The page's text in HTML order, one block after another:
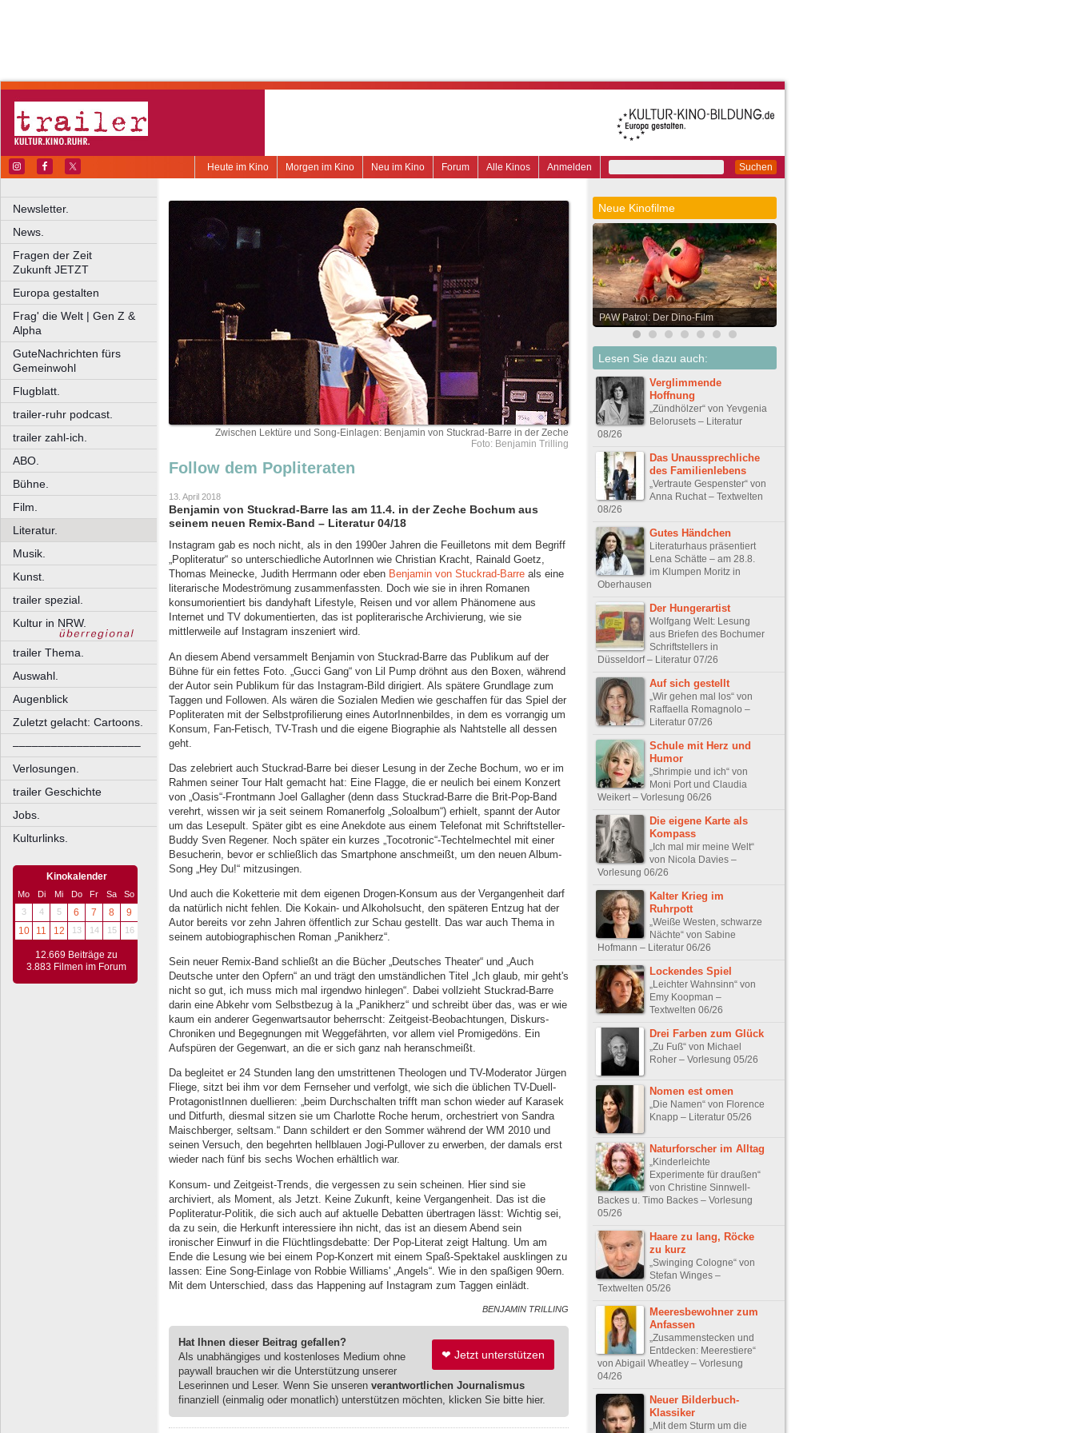
Suchen
Anmelden
Alle Kinos
Forum
Neu im Kino
Morgen im Kino
Heute im Kino
Newsletter.
News.
Fragen der Zeit
Zukunft JETZT
Europa gestalten
Frag' die Welt | Gen Z &
Alpha
GuteNachrichten fürs
Gemeinwohl
Flugblatt.
trailer-ruhr podcast.
trailer zahl-ich.
ABO.
Bühne.
Film.
Literatur.
Musik.
Kunst.
trailer spezial.
Kultur in NRW.
trailer Thema.
Auswahl.
Augenblick
Zuletzt gelacht: Cartoons.
––––––––––––––––––––
Verlosungen.
trailer Geschichte
Jobs.
Kulturlinks.
Kinokalender
Mo Di Mi Do Fr Sa
So
3
4 5 6 7 8
9
10
11 12 13 14 15 16
12.669 Beiträge zu
3.883 Filmen im Forum
Zwischen Lektüre und Song-Einlagen: Benjamin von Stuckrad-Barre in der Zeche
Foto: Benjamin Trilling
Follow dem Popliteraten
13. April 2018
Benjamin von Stuckrad-Barre las am 11.4. in der Zeche Bochum aus
seinem neuen Remix-Band – Literatur 04/18
Instagram gab es noch nicht, als in den 1990er Jahren die Feuilletons mit dem Begriff
„Popliteratur“ so unterschiedliche AutorInnen wie Christian Kracht, Rainald Goetz,
Thomas Meinecke, Judith Herrmann oder eben Benjamin von Stuckrad-Barre als eine
literarische Modeströmung zusammenfassten. Doch wie sie in ihren Romanen
konsumorientiert bis dandyhaft Lifestyle, Reisen und vor allem Phänomene aus
Internet und TV dokumentierten, das ist popliterarische Archivierung, wie sie
mittlerweile auf Instagram inszeniert wird.
An diesem Abend versammelt Benjamin von Stuckrad-Barre das Publikum auf der
Bühne für ein fettes Foto. „Gucci Gang“ von Lil Pump dröhnt aus den Boxen, während
der Autor sein Publikum für das Instagram-Bild dirigiert. Als spätere Grundlage zum
Taggen und Followen. Als wären die Sozialen Medien wie geschaffen für das Spiel der
Popliteraten mit der Selbstprofilierung eines AutorInnenbildes, in dem es vorrangig um
Konsum, Fan-Fetisch, TV-Trash und die eigene Biographie als Nahtstelle all dessen
geht.
Das zelebriert auch Stuckrad-Barre bei dieser Lesung in der Zeche Bochum, wo er im
Rahmen seiner Tour Halt gemacht hat: Eine Flagge, die er neulich bei einem Konzert
von „Oasis“-Frontmann Joel Gallagher (denn dass Stuckrad-Barre die Brit-Pop-Band
verehrt, wissen wir ja seit seinem Romanerfolg „Soloalbum“) erhielt, spannt der Autor
um das Lesepult. Später gibt es eine Anekdote aus einem Telefonat mit Schriftsteller-
Buddy Sven Regener. Noch später ein kurzes „Tocotronic“-Techtelmechtel mit einer
Besucherin, bevor er schließlich das Smartphone anschmeißt, um den neuen Album-
Song „Hey Du!“ mitzusingen.
Und auch die Koketterie mit dem eigenen Drogen-Konsum aus der Vergangenheit darf
da natürlich nicht fehlen. Die Kokain- und Alkoholsucht, den späteren Entzug hat der
Autor bereits vor zehn Jahren öffentlich zur Schau gestellt. Das war auch Thema in
seinem autobiographischen Roman „Panikherz“.
Sein neuer Remix-Band schließt an die Bücher „Deutsches Theater“ und „Auch
Deutsche unter den Opfern“ an und trägt den umständlichen Titel „Ich glaub, mir geht's
nicht so gut, ich muss mich mal irgendwo hinlegen“. Dabei vollzieht Stuckrad-Barre
darin eine Abkehr vom Selbstbezug à la „Panikherz“ und schreibt über das, was er wie
kaum ein anderer Gegenwartsautor beherrscht: Zeitgeist-Beobachtungen, Diskurs-
Chroniken und Begegnungen mit Weggefährten, vor allem viel Promigedöns. Ein
Aufspüren der Gegenwart, an die er sich ganz nah heranschmeißt.
Da begleitet er 24 Stunden lang den umstrittenen Theologen und TV-Moderator Jürgen
Fliege, sitzt bei ihm vor dem Fernseher und verfolgt, wie sich die üblichen TV-Duell-
ProtagonistInnen duellieren: „beim Durchschalten trifft man schon wieder auf Karasek
und Ditfurth, diesmal sitzen sie um Charlotte Roche herum, orchestriert von Sandra
Maischberger, seltsam.“ Dann schildert er den Sommer während der WM 2010 und
seinen Versuch, den begehrten hellblauen Jogi-Pullover zu erwerben, der damals erst
wieder nach fünf bis sechs Wochen erhältlich war.
Konsum- und Zeitgeist-Trends, die vergessen zu sein scheinen. Hier sind sie
archiviert, als Moment, als Jetzt. Keine Zukunft, keine Vergangenheit. Das ist die
Popliteratur-Politik, die sich auch auf aktuelle Debatten übertragen lässt: Wichtig sei,
da zu sein, die Herkunft interessiere ihn nicht, das ist an diesem Abend sein
ironischer Einwurf in die Flüchtlingsdebatte: Der Pop-Literat zeigt Haltung. Um am
Ende die Lesung wie bei einem Pop-Konzert mit einem Spaß-Spektakel ausklingen zu
lassen: Eine Song-Einlage von Robbie Williams' „Angels“. Wie in den spaßigen 90ern.
Mit dem Unterschied, dass das Happening auf Instagram zum Taggen einlädt.
BENJAMIN TRILLING
❤ Jetzt unterstützen
Hat Ihnen dieser Beitrag gefallen?
Als unabhängiges und kostenloses Medium ohne
paywall brauchen wir die Unterstützung unserer
Leserinnen und Leser. Wenn Sie unseren verantwortlichen Journalismus
finanziell (einmalig oder monatlich) unterstützen möchten, klicken Sie bitte hier.
Neue Kinofilme
PAW Patrol: Der Dino-Film
Lesen Sie dazu auch:
Verglimmende
Hoffnung
„Zündhölzer“ von Yevgenia
Belorusets – Literatur
08/26
Das Unaussprechliche
des Familienlebens
„Vertraute Gespenster“ von
Anna Ruchat – Textwelten
08/26
Gutes Händchen
Literaturhaus präsentiert
Lena Schätte – am 28.8.
im Klumpen Moritz in
Oberhausen
Der Hungerartist
Wolfgang Welt: Lesung
aus Briefen des Bochumer
Schriftstellers in
Düsseldorf – Literatur 07/26
Auf sich gestellt
„Wir gehen mal los“ von
Raffaella Romagnolo –
Literatur 07/26
Schule mit Herz und
Humor
„Shrimpie und ich“ von
Moni Port und Claudia
Weikert – Vorlesung 06/26
Die eigene Karte als
Kompass
„Ich mal mir meine Welt“
von Nicola Davies –
Vorlesung 06/26
Kalter Krieg im
Ruhrpott
„Weiße Westen, schwarze
Nächte“ von Sabine
Hofmann – Literatur 06/26
Lockendes Spiel
„Leichter Wahnsinn“ von
Emy Koopman –
Textwelten 06/26
Drei Farben zum Glück
„Zu Fuß“ von Michael
Roher – Vorlesung 05/26
Nomen est omen
„Die Namen“ von Florence
Knapp – Literatur 05/26
Naturforscher im Alltag
„Kinderleichte
Experimente für draußen“
von Christine Sinnwell-
Backes u. Timo Backes – Vorlesung
05/26
Haare zu lang, Röcke
zu kurz
„Swinging Cologne“ von
Stefan Winges –
Textwelten 05/26
Meeresbewohner zum
Anfassen
„Zusammenstecken und
Entdecken: Meerestiere“
von Abigail Wheatley – Vorlesung
04/26
Neuer Bilderbuch-
Klassiker
„Mit dem Sturm um die